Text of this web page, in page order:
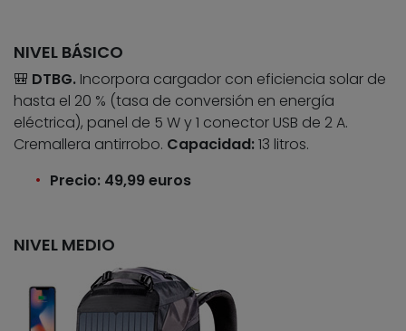
NIVEL BÁSICO
🎒 DTBG. Incorpora cargador con eficiencia solar de
hasta el 20 % (tasa de conversión en energía
eléctrica), panel de 5 W y 1 conector USB de 2 A.
Cremallera antirrobo. Capacidad:13 litros.
Precio: 49,99 euros
NIVEL MEDIO